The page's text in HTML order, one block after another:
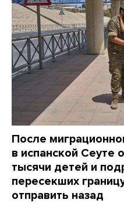
После
в испанской Сеуте
тысячи детей и
пересекших
отправить назад